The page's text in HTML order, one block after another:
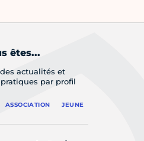
êtes...
actualités et
par profil
ASSOCIATION JEUNE